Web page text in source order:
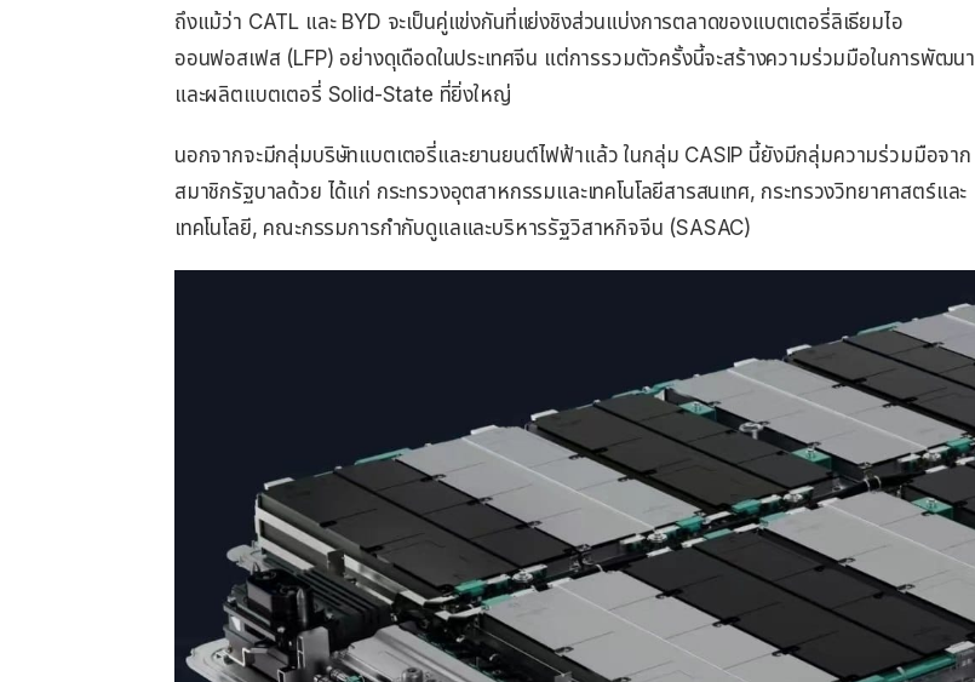
ถึงแม้ว่า CATL และ BYD จะเป็นคู่แข่งกันที่แย่งชิงส่วนแบ่งการตลาดของแบตเตอรี่ลิเธียมไอ
ออนฟอสเฟส (LFP) อย่างดุเดือดในประเทศจีน แต่การรวมตัวครั้งนี้จะสร้างความร่วมมือในการพัฒนา
และผลิตแบตเตอรี่ Solid-State ที่ยิ่งใหญ่
นอกจากจะมีกลุ่มบริษัทแบตเตอรี่และยานยนต์ไฟฟ้าแล้ว ในกลุ่ม CASIP นี้ยังมีกลุ่มความร่วมมือจาก
สมาชิกรัฐบาลด้วย ได้แก่ กระทรวงอุตสาหกรรมและเทคโนโลยีสารสนเทศ, กระทรวงวิทยาศาสตร์และ
เทคโนโลยี, คณะกรรมการกำกับดูแลและบริหารรัฐวิสาหกิจจีน (SASAC)